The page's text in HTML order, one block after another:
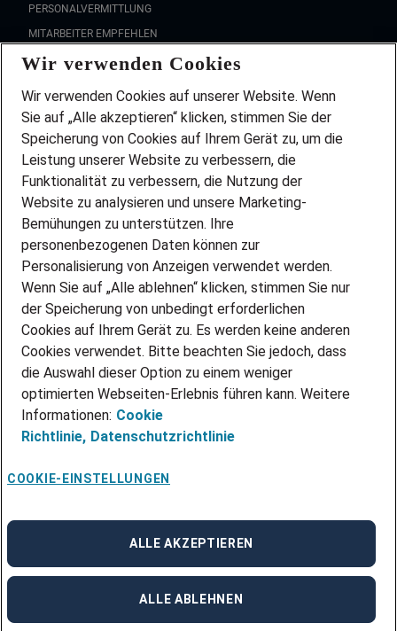
PERSONALVERMITTLUNG
MITARBEITER EMPFEHLEN
FAQ
Wir stellen ein!
DEINE BERUFSGRUPPE
DEINE LEBENSSITUATION
PARTNERSHIP WITH AIRBUS
INITIATIV BEWERBEN
ÜBER UNS
STANDORTE
BLOG
PRESSE
KONTAKT
@Adecco 2026
IMPRESSUM
DATENSCHUTZ
NUTZUNGSBEDINGUNGEN
COOKIE-RICHTLINIEN
BESCHWERDESTELLE
linkedinFacebook
Instagram
Wir verwenden Cookies
Wir verwenden Cookies auf unserer Website. Wenn
Sie auf „Alle akzeptieren“ klicken, stimmen Sie der
Speicherung von Cookies auf Ihrem Gerät zu, um die
Leistung unserer Website zu verbessern, die
Funktionalität zu verbessern, die Nutzung der
Website zu analysieren und unsere Marketing-
Bemühungen zu unterstützen. Ihre
personenbezogenen Daten können zur
Personalisierung von Anzeigen verwendet werden.
Wenn Sie auf „Alle ablehnen“ klicken, stimmen Sie nur
der Speicherung von unbedingt erforderlichen
Cookies auf Ihrem Gerät zu. Es werden keine anderen
Cookies verwendet. Bitte beachten Sie jedoch, dass
die Auswahl dieser Option zu einem weniger
optimierten Webseiten-Erlebnis führen kann. Weitere
Informationen: Cookie
Richtlinie, Datenschutzrichtlinie
COOKIE-EINSTELLUNGEN
ALLE ABLEHNEN
ALLE AKZEPTIEREN